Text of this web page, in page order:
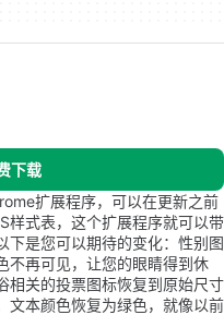
下载
扩展程序，可以在更新之前
样式表，这个扩展程序就可以带
下是您可以期待的变化：性别图
不再可见，让您的眼睛得到休
相关的投票图标恢复到原始尺寸
文本颜色恢复为绿色，就像以前